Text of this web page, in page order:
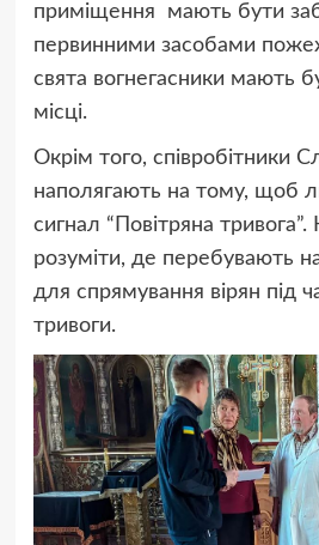
приміщення мають бути
первинними засобами
свята вогнегасники мають
місці.
Окрім того, співробітники
наполягають на тому, щоб
сигнал “Повітряна тривога”.
розуміти, де перебувають
для спрямування вірян під
тривоги.